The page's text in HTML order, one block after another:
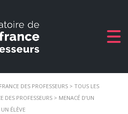
DES PROFESSEURS > TOUS LES
DES PROFESSEURS > MENACÉ D’UN
ÉLÈVE